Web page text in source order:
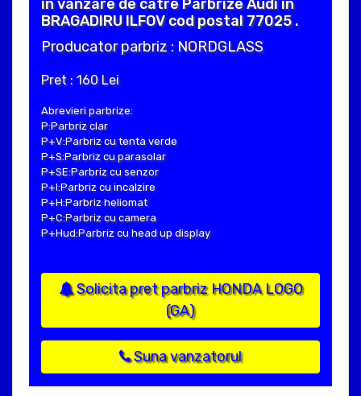
in vanzare de catre Parbrize Audi in
BRAGADIRU ILFOV cod postal 77025 .
Producator parbriz : NORDGLASS
Pret : 160 Lei
Abrevieri parbrize:
P:Parbriz clar
P+V:Parbriz cu tenta verde
P+S:Parbriz cu parasolar
P+SE:Parbriz cu senzor
P+I:Parbriz cu incalzire
P+H:Parbriz heliomat
P+C:Parbriz cu camera
P+Hud:Parbriz cu head up display
Solicita pret parbriz HONDA LOGO
(GA)
Suna vanzatorul